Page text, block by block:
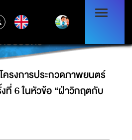
ครงการประกวดภาพยนตร์
ที่ 6 ในหัวข้อ “ฝ่าวิกฤตกับ
ย์รอบตัว”
ครงการประกวดภาพยนตร์
ที่ 6 ในหัวข้อ “ฝ่าวิกฤตกับ